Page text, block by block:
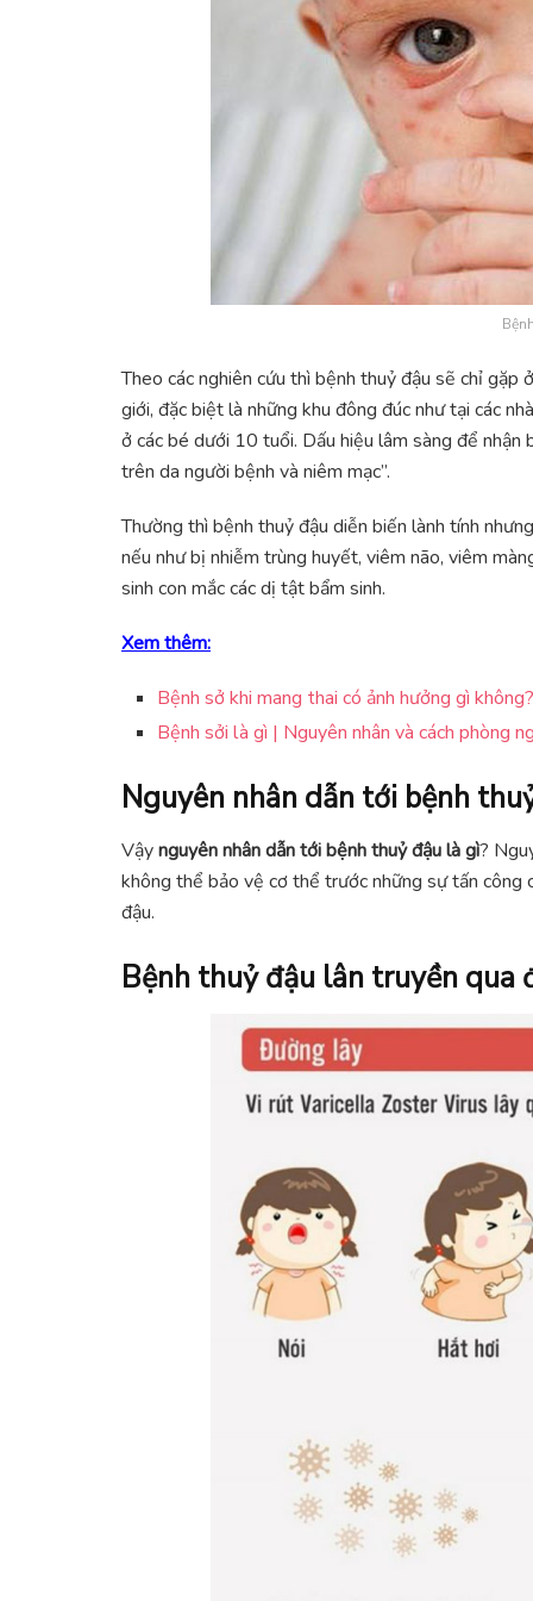
Theo các nghiên cứu thì bệnh thuỷ đậu sẽ chỉ
giới, đặc biệt là những khu đông đúc như tại các
ở các bé dưới 10 tuổi. Dấu hiệu lâm sàng để
trên da người bệnh và niêm mạc”.
Thường thì bệnh thuỷ đậu diễn biến lành tính
nếu như bị nhiễm trùng huyết, viêm não, viêm
sinh con mắc các dị tật bẩm sinh.
Xem thêm:
Bệnh sở khi mang thai có ảnh hưởng gì không?
Bệnh sởi là gì | Nguyên nhân và cách phòng
Nguyên nhân dẫn tới bệnh
Vậynguyên nhân dẫn tới bệnh thuỷ đậu là gì?
không thể bảo vệ cơ thể trước những sự tấn
đậu.
Bệnh thuỷ đậu lân truyền qua